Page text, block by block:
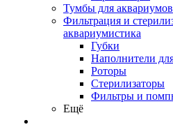
Тумбы для аквариумов
Фильтрация и
аквариумистика
Губки
Наполнители
Роторы
Стерилизаторы
Фильтры и
Ещё